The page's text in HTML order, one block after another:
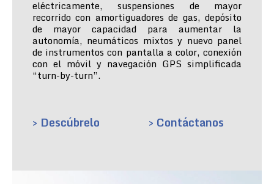
eléctricamente, suspensiones de mayor
recorrido con amortiguadores de gas, depósito
de mayor capacidad para aumentar la
autonomía, neumáticos mixtos y nuevo panel
de instrumentos con pantalla a color, conexión
con el móvil y navegación GPS simplificada
“turn-by-turn”.
> Descúbrelo > Contáctanos